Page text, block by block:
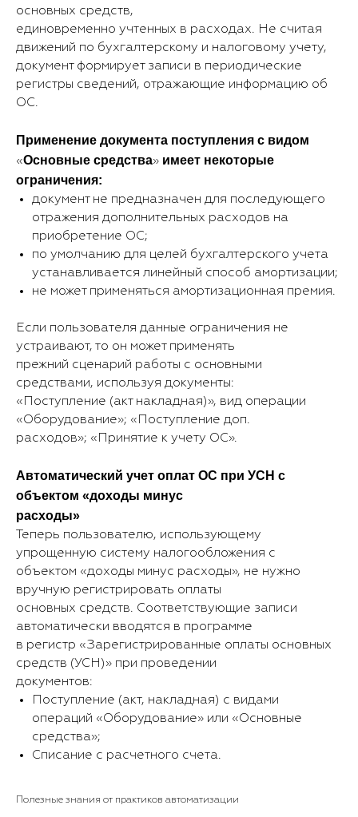
основных средств,
единовременно учтенных в расходах. Не считая
движений по бухгалтерскому и налоговому учету,
документ формирует записи в периодические
регистры сведений, отражающие информацию об
ОС.
Применение документа поступления с видом
«Основные средства» имеет некоторые
ограничения:
документ не предназначен для последующего
отражения дополнительных расходов на
приобретение ОС;
по умолчанию для целей бухгалтерского учета
устанавливается линейный способ амортизации;
не может применяться амортизационная премия.
Если пользователя данные ограничения не
устраивают, то он может применять
прежний сценарий работы с основными
средствами, используя документы:
«Поступление (акт накладная)», вид операции
«Оборудование»; «Поступление доп.
расходов»; «Принятие к учету ОС».
Автоматический учет оплат ОС при УСН с
объектом «доходы минус
расходы»
Теперь пользователю, использующему
упрощенную систему налогообложения с
объектом «доходы минус расходы», не нужно
вручную регистрировать оплаты
основных средств. Соответствующие записи
автоматически вводятся в программе
в регистр «Зарегистрированные оплаты основных
средств (УСН)» при проведении
документов:
Поступление (акт, накладная) с видами
операций «Оборудование» или «Основные
средства»;
Списание с расчетного счета.
Полезные знания от практиков автоматизации